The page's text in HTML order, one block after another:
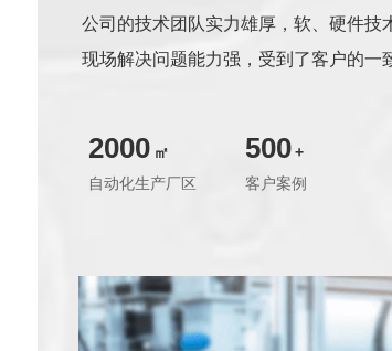
公司的技术团队实力雄厚，软、硬件技
现场解决问题能力强，受到了客户的一
2000 ㎡
自动化生产厂区
500+
客户案例